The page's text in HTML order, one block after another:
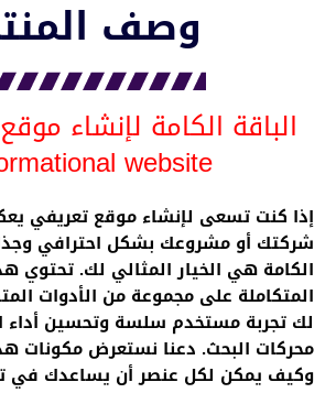
وصف
الباقة الكامة لإنشاء
website
إذا كنت تسعى لإنشاء موقع تعريفي
شركتك أو مشروعك بشكل احترافي
الكامة هي الخيار المثالي لك. تحتوي
المتكاملة على مجموعة من الأدوات
لك تجربة مستخدم سلسة وتحسين أداء
محركات البحث. دعنا نستعرض مكونات
وكيف يمكن لكل عنصر أن يساعدك في